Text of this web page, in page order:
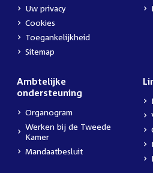
Uw privacy
Cookies
Toegankelijkheid
Sitemap
Ambtelijke
ondersteuning
Organogram
Werken bij de Tweede
Kamer
Mandaatbesluit